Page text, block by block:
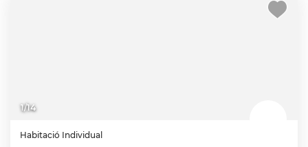
1/14
Habitació Individual